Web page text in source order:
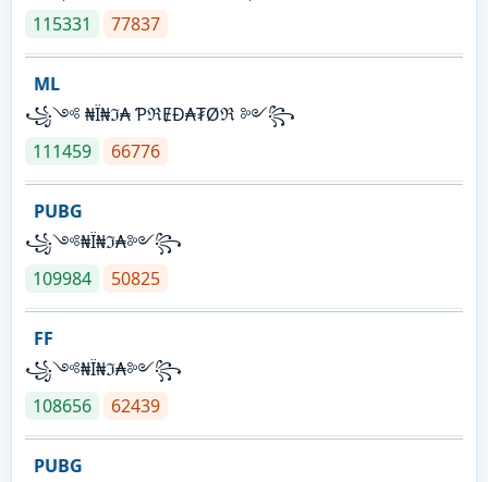
115331
77837
ML
꧁༺ ₦Ї₦ℑ₳ ƤℜɆĐ₳₮Øℜ ༻꧂
111459
66776
PUBG
꧁༺₦Ї₦ℑ₳༻꧂
109984
50825
FF
꧁༺₦Ї₦ℑ₳༻꧂
108656
62439
PUBG